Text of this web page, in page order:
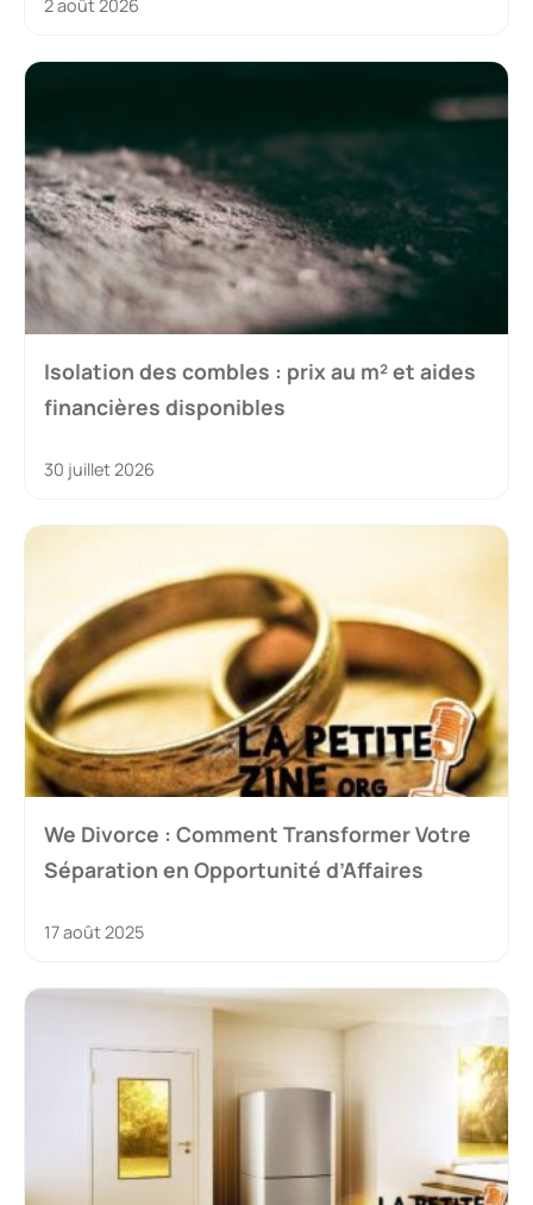
2 août 2026
Isolation des combles : prix au m² et aides
financières disponibles
30 juillet 2026
We Divorce : Comment Transformer Votre
Séparation en Opportunité d’Affaires
17 août 2025